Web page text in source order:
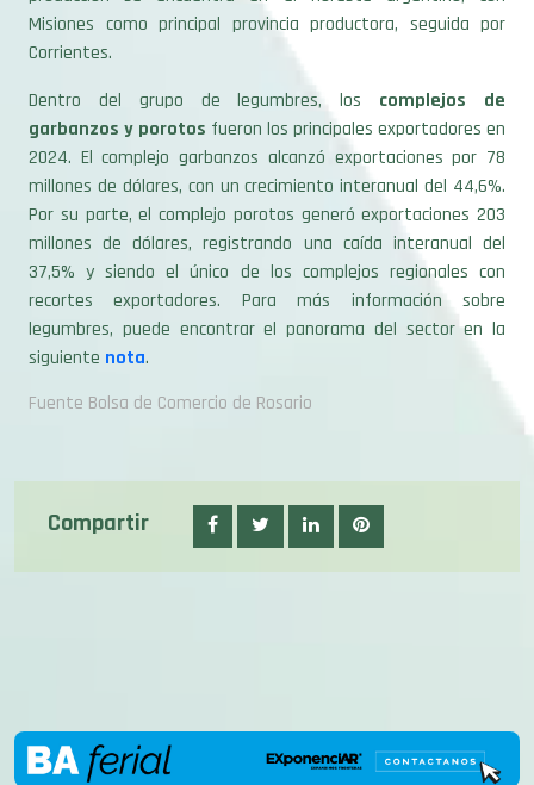
Corrientes.
Dentro del grupo de legumbres, los
garbanzos y porotosfueron los principales exportadores en
2024. El complejo garbanzos alcanzó exportaciones por 78
millones de dólares, con un crecimiento interanual del 44,6%.
Por su parte, el complejo porotos generó exportaciones 203
millones de dólares, registrando una caída interanual del
37,5% y siendo el único de los complejos regionales con
recortes exportadores. Para más información sobre
legumbres, puede encontrar el panorama del sector en la
siguientenota.
Fuente Bolsa de Comercio de Rosario